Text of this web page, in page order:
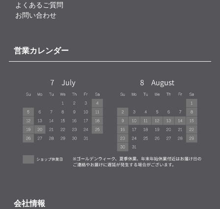
よくあるご質問
お問い合わせ
営業カレンダー
会社情報